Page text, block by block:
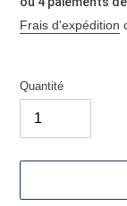
normal
Frais d'expédition
Quantité